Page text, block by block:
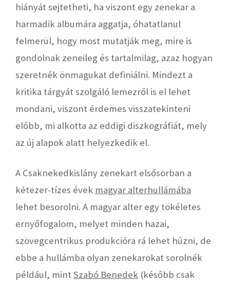
hiányát sejtetheti, ha viszont egy zenekar a
harmadik albumára aggatja, óhatatlanul
felmerül, hogy most mutatják meg, mire is
gondolnak zeneileg és tartalmilag, azaz hogyan
szeretnék önmagukat definiálni. Mindezt a
kritika tárgyát szolgáló lemezről is el lehet
mondani, viszont érdemes visszatekinteni
előbb, mi alkotta az eddigi diszkográfiát, mely
az új alapok alatt helyezkedik el.
A Csaknekedkislány zenekart elsősorban a
kétezer-tízes évek magyar alterhullámába
lehet besorolni. A magyar alter egy tökéletes
ernyőfogalom, melyet minden hazai,
szövegcentrikus produkcióra rá lehet húzni, de
ebbe a hullámba olyan zenekarokat sorolnék
például, mint Szabó Benedek (később csak